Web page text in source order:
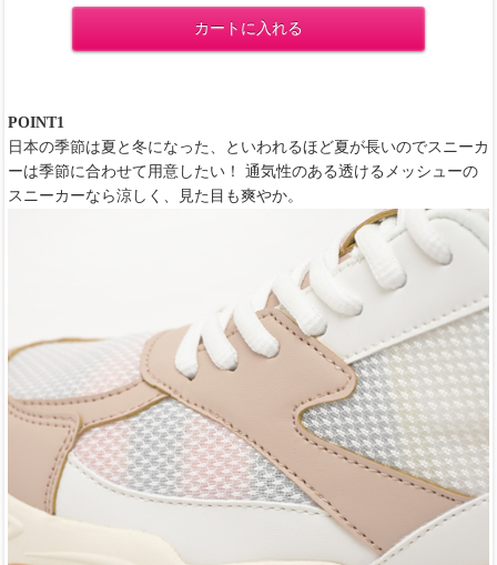
カートに入れる
POINT1
日本の季節は夏と冬になった、といわれるほど夏が長いのでスニーカ
ーは季節に合わせて用意したい！ 通気性のある透けるメッシューの
スニーカーなら涼しく、見た目も爽やか。